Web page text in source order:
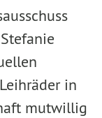
in
mutwillig